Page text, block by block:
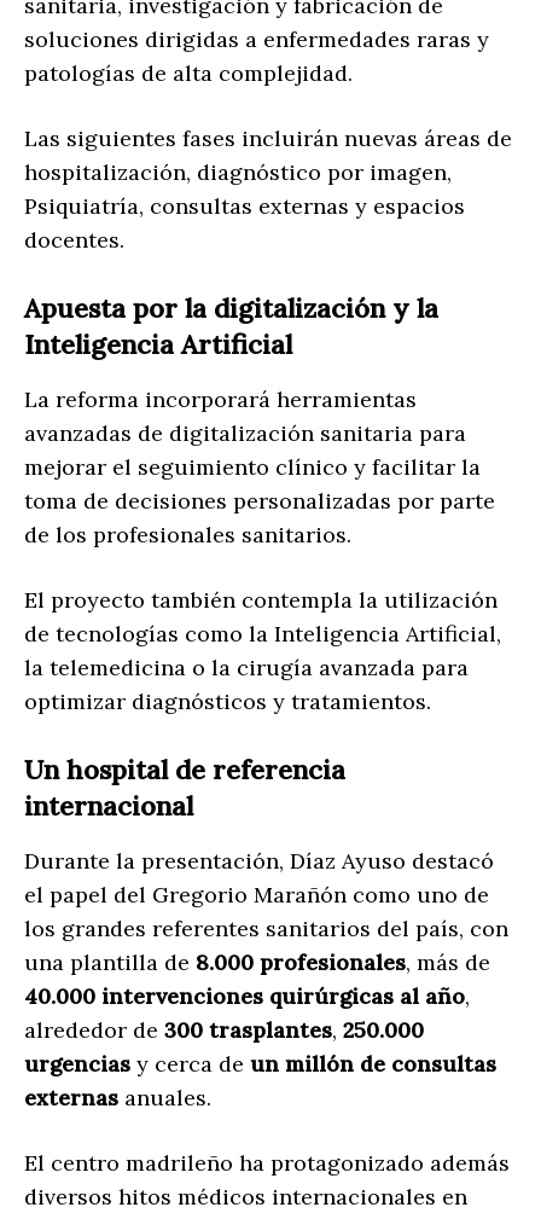
sanitaria, investigación y fabricación de
soluciones dirigidas a enfermedades raras y
patologías de alta complejidad.
Las siguientes fases incluirán nuevas áreas de
hospitalización, diagnóstico por imagen,
Psiquiatría, consultas externas y espacios
docentes.
Apuesta por la digitalización y la
Inteligencia Artificial
La reforma incorporará herramientas
avanzadas de digitalización sanitaria para
mejorar el seguimiento clínico y facilitar la
toma de decisiones personalizadas por parte
de los profesionales sanitarios.
El proyecto también contempla la utilización
de tecnologías como la Inteligencia Artificial,
la telemedicina o la cirugía avanzada para
optimizar diagnósticos y tratamientos.
Un hospital de referencia
internacional
Durante la presentación, Díaz Ayuso destacó
el papel del Gregorio Marañón como uno de
los grandes referentes sanitarios del país, con
una plantilla de 8.000 profesionales, más de
40.000 intervenciones quirúrgicas al año,
alrededor de 300 trasplantes, 250.000
urgencias y cerca de un millón de consultas
externas anuales.
El centro madrileño ha protagonizado además
diversos hitos médicos internacionales en